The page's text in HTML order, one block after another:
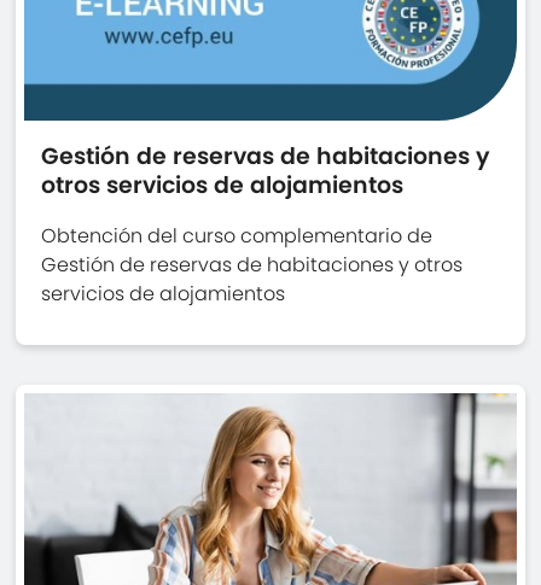
Gestión de reservas de habitaciones y
otros servicios de alojamientos
Obtención del curso complementario de
Gestión de reservas de habitaciones y otros
servicios de alojamientos